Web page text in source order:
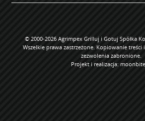
© 2000-2026 Agrimpex Grilluj i Gotuj Spółka
Wszelkie prawa zastrzeżone. Kopiowanie treści
zezwolenia zabronione.
Projekt i realizacja: